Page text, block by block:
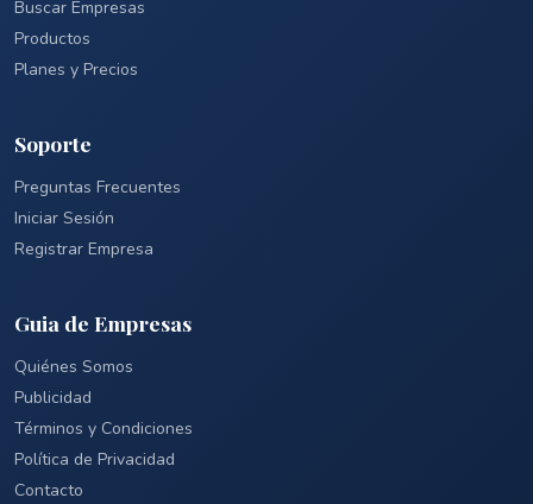
Buscar Empresas
Productos
Planes y Precios
Soporte
Preguntas Frecuentes
Iniciar Sesión
Registrar Empresa
Guia de Empresas
Quiénes Somos
Publicidad
Términos y Condiciones
Política de Privacidad
Contacto